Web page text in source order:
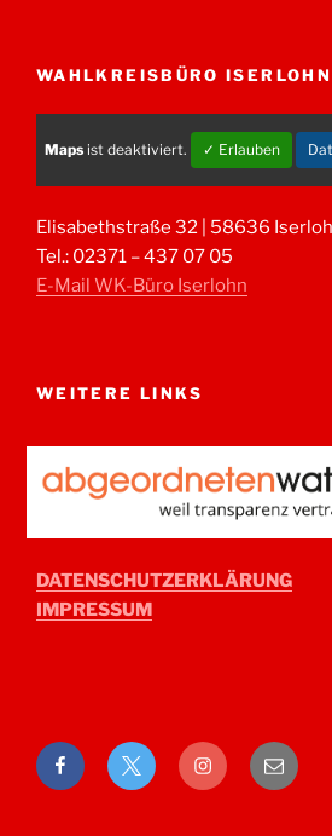
WAHLKREISBÜRO ISERLOHN
Maps ist deaktiviert. ✓ Erlauben
Elisabethstraße 32 | 58636
Tel.: 02371 – 437 07 05
E-Mail WK-Büro Iserlohn
WEITERE LINKS
DATENSCHUTZERKLÄRUNG
IMPRESSUM
FacebookTwitter Instagram
E-
Mail